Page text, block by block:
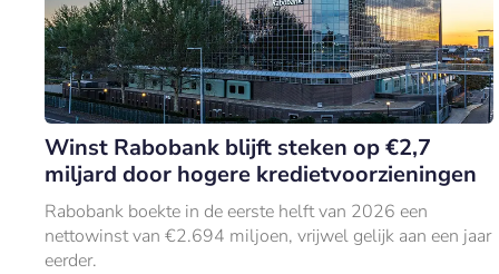
Winst Rabobank blijft steken op €2,7
miljard door hogere kredietvoorzieningen
Rabobank boekte in de eerste helft van 2026 een
nettowinst van €2.694 miljoen, vrijwel gelijk aan een jaar
eerder.